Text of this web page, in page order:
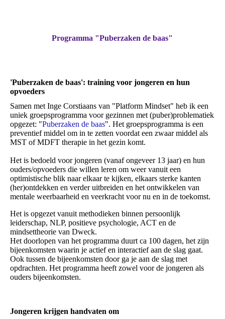
Programma "Puberzaken de baas"
'Puberzaken de baas': training voor jongeren en hun
opvoeders
Samen met Inge Corstiaans van "Platform Mindset" heb ik een
uniek groepsprogramma voor gezinnen met (puber)problematiek
opgezet: "Puberzaken de baas". Het groepsprogramma is een
preventief middel om in te zetten voordat een zwaar middel als
MST of MDFT therapie in het gezin komt.
Het is bedoeld voor jongeren (vanaf ongeveer 13 jaar) en hun
ouders/opvoeders die willen leren om weer vanuit een
optimistische blik naar elkaar te kijken, elkaars sterke kanten
(her)ontdekken en verder uitbreiden en het ontwikkelen van
mentale weerbaarheid en veerkracht voor nu en in de toekomst.
Het is opgezet vanuit methodieken binnen persoonlijk
leiderschap, NLP, positieve psychologie, ACT en de
mindsettheorie van Dweck.
Het doorlopen van het programma duurt ca 100 dagen, het zijn
bijeenkomsten waarin je actief en interactief aan de slag gaat.
Ook tussen de bijeenkomsten door ga je aan de slag met
opdrachten. Het programma heeft zowel voor de jongeren als
ouders bijeenkomsten.
Jongeren krijgen handvaten om